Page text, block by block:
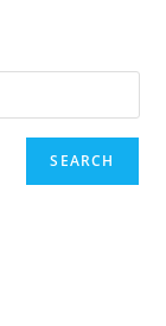
SEARCH